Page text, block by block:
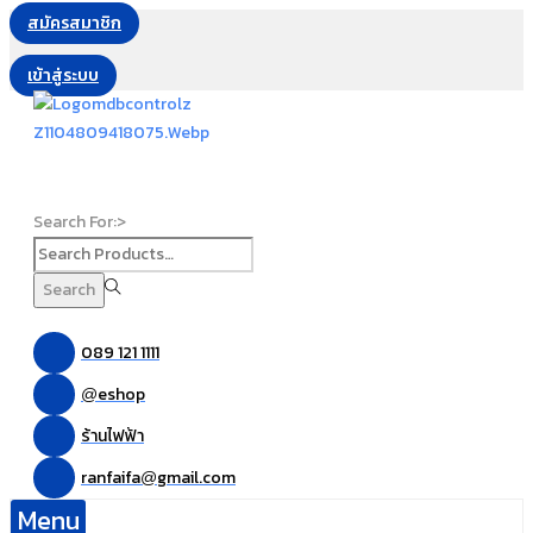
สมัครสมาชิก
เข้าสู่ระบบ
Search For:>
Search
089 121 1111
@eshop
ร้านไฟฟ้า
ranfaifa@gmail.com
Menu